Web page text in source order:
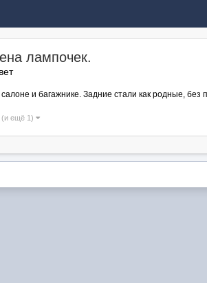
лампочек.
и багажнике. Задние стали как родные,
(и ещё 1)